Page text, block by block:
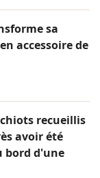
sa
accessoire de
chiots recueillis
avoir été
bord d'une